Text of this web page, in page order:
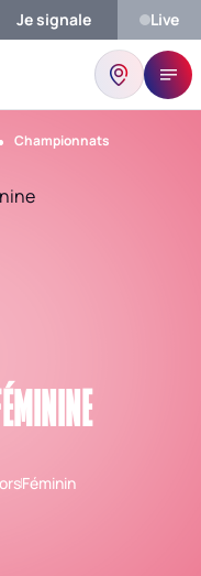
Je signale Live
Championnats
Féminin